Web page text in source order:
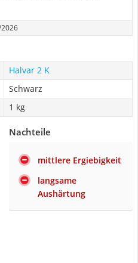
Halvar 2 K
Schwarz
1 kg
Nachteile
mittlere Ergiebigkeit
langsame
Aushärtung